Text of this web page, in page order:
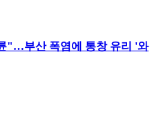
"…부산 폭염에 통창 유리 '와